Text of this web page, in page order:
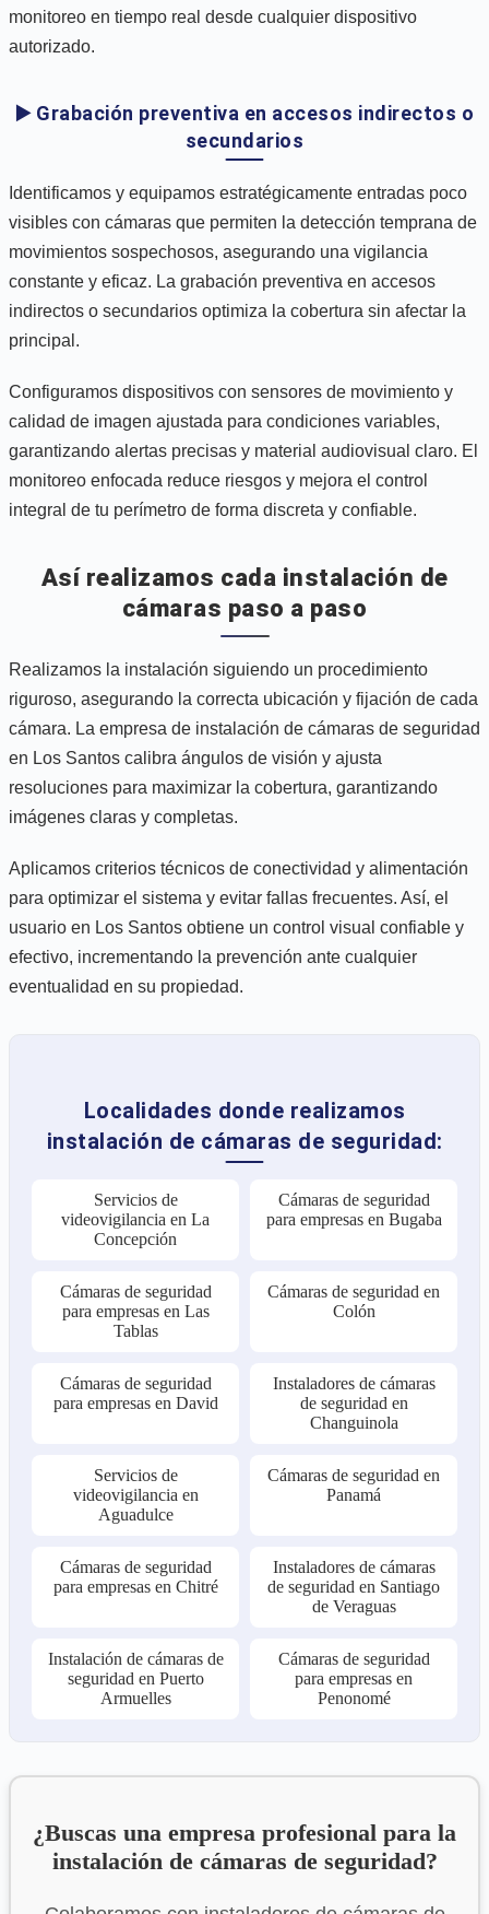
monitoreo en tiempo real desde cualquier dispositivo
autorizado.
▶️ Grabación preventiva en accesos indirectos o
secundarios
Identificamos y equipamos estratégicamente entradas poco
visibles con cámaras que permiten la detección temprana de
movimientos sospechosos, asegurando una vigilancia
constante y eficaz. La grabación preventiva en accesos
indirectos o secundarios optimiza la cobertura sin afectar la
principal.
Configuramos dispositivos con sensores de movimiento y
calidad de imagen ajustada para condiciones variables,
garantizando alertas precisas y material audiovisual claro. El
monitoreo enfocada reduce riesgos y mejora el control
integral de tu perímetro de forma discreta y confiable.
Así realizamos cada instalación de
cámaras paso a paso
Realizamos la instalación siguiendo un procedimiento
riguroso, asegurando la correcta ubicación y fijación de cada
cámara. La empresa de instalación de cámaras de seguridad
en Los Santos calibra ángulos de visión y ajusta
resoluciones para maximizar la cobertura, garantizando
imágenes claras y completas.
Aplicamos criterios técnicos de conectividad y alimentación
para optimizar el sistema y evitar fallas frecuentes. Así, el
usuario en Los Santos obtiene un control visual confiable y
efectivo, incrementando la prevención ante cualquier
eventualidad en su propiedad.
Localidades donde realizamos
instalación de cámaras de seguridad:
Servicios de
videovigilancia en La
Concepción
Cámaras de seguridad
para empresas en Bugaba
Cámaras de seguridad
para empresas en Las
Tablas
Cámaras de seguridad en
Colón
Cámaras de seguridad
para empresas en David
Instaladores de cámaras
de seguridad en
Changuinola
Servicios de
videovigilancia en
Aguadulce
Cámaras de seguridad en
Panamá
Cámaras de seguridad
para empresas en Chitré
Instaladores de cámaras
de seguridad en Santiago
de Veraguas
Instalación de cámaras de
seguridad en Puerto
Armuelles
Cámaras de seguridad
para empresas en
Penonomé
¿Buscas una empresa profesional para la
instalación de cámaras de seguridad?